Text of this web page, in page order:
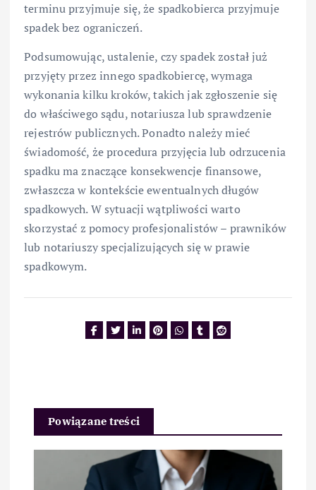
terminu przyjmuje się, że spadkobierca przyjmuje
spadek bez ograniczeń.
Podsumowując, ustalenie, czy spadek został już
przyjęty przez innego spadkobiercę, wymaga
wykonania kilku kroków, takich jak zgłoszenie się
do właściwego sądu, notariusza lub sprawdzenie
rejestrów publicznych. Ponadto należy mieć
świadomość, że procedura przyjęcia lub odrzucenia
spadku ma znaczące konsekwencje finansowe,
zwłaszcza w kontekście ewentualnych długów
spadkowych. W sytuacji wątpliwości warto
skorzystać z pomocy profesjonalistów – prawników
lub notariuszy specjalizujących się w prawie
spadkowym.
Powiązane treści